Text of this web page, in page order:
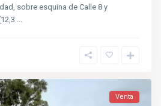
sobre esquina de Calle 8 y
Venta